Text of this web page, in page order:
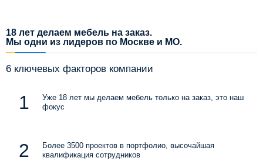
18 лет делаем мебель на заказ.
Мы одни из лидеров по Москве и МО.
6 ключевых факторов компании
Уже 18 лет мы делаем мебель только на заказ, это наш
фокус
Более 3500 проектов в портфолио, высочайшая
квалификация сотрудников